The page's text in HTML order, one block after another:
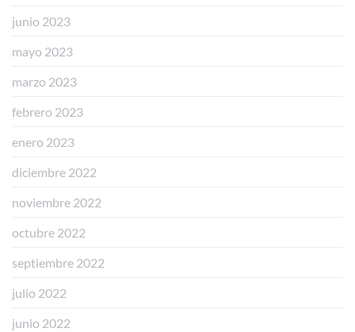
junio 2023
mayo 2023
marzo 2023
febrero 2023
enero 2023
diciembre 2022
noviembre 2022
octubre 2022
septiembre 2022
julio 2022
junio 2022